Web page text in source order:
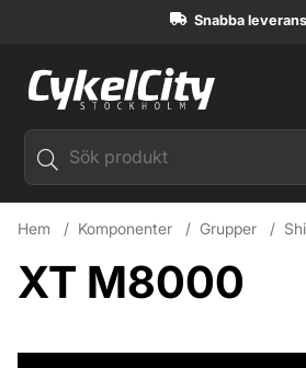
Snabba
Hem Komponenter Grupper
XT M8000